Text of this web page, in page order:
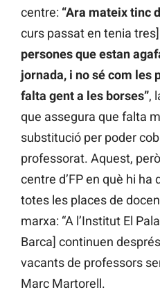
centre: “Ara mateix tinc
curs passat en tenia
persones que estan
jornada, i no sé com les
falta gent a les borses”,
que assegura que falta
substitució per poder
professorat. Aquest,
centre d’FP en què hi
totes les places de
marxa: “A l’Institut El
Barca] continuen
vacants de professors
Marc Martorell.